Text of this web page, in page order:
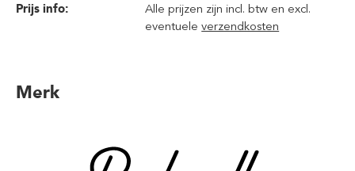
Prijs info:
Alle prijzen zijn incl. btw en excl.
eventueleverzendkosten
Merk